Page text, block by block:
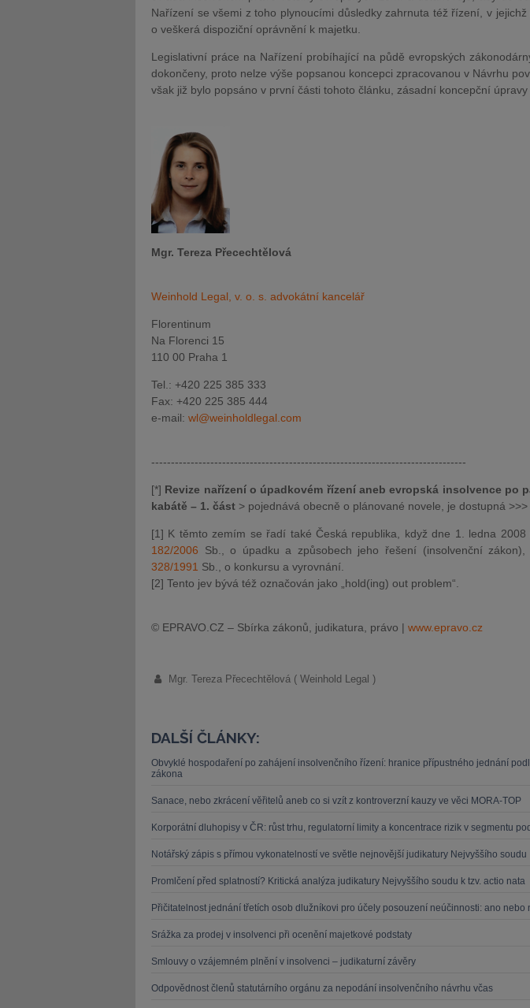
Nařízení se všemi z toho plynoucími důsledky zahrnuta též řízení, v
o veškerá dispoziční oprávnění k majetku.
Legislativní práce na Nařízení probíhající na půdě evropských
dokončeny, proto nelze výše popsanou koncepci zpracovanou v Návrhu
však již bylo popsáno v první části tohoto článku, zásadní koncepční úpravy
Mgr. Tereza Přecechtělová
Weinhold Legal, v. o. s. advokátní kancelář
Florentinum
Na Florenci 15
110 00 Praha 1
Tel.: +420 225 385 333
Fax: +420 225 385 444
e-mail: wl@weinholdlegal.com
--------------------------------------------------------------------------------
[*] Revize nařízení o úpadkovém řízení aneb evropská insolvence po
kabátě – 1. část > pojednává obecně o plánované novele, je dostupná >>>
[1] K těmto zemím se řadí také Česká republika, když dne 1. ledna 2008
182/2006 Sb., o úpadku a způsobech jeho řešení (insolvenční zákon),
328/1991 Sb., o konkursu a vyrovnání.
[2] Tento jev bývá též označován jako „hold(ing) out problem“.
© EPRAVO.CZ – Sbírka zákonů, judikatura, právo | www.epravo.cz
Mgr. Tereza Přecechtělová ( Weinhold Legal )
DALŠÍ ČLÁNKY:
Obvyklé hospodaření po zahájení insolvenčního řízení: hranice přípustného jednání
zákona
Sanace, nebo zkrácení věřitelů aneb co si vzít z kontroverzní kauzy ve věci MORA-TOP
Korporátní dluhopisy v ČR: růst trhu, regulatorní limity a koncentrace rizik v segmentu
Notářský zápis s přímou vykonatelností ve světle nejnovější judikatury Nejvyššího soudu
Promlčení před splatností? Kritická analýza judikatury Nejvyššího soudu k tzv. actio nata
Přičitatelnost jednání třetích osob dlužníkovi pro účely posouzení neúčinnosti: ano nebo
Srážka za prodej v insolvenci při ocenění majetkové podstaty
Smlouvy o vzájemném plnění v insolvenci – judikaturní závěry
Odpovědnost členů statutárního orgánu za nepodání insolvenčního návrhu včas